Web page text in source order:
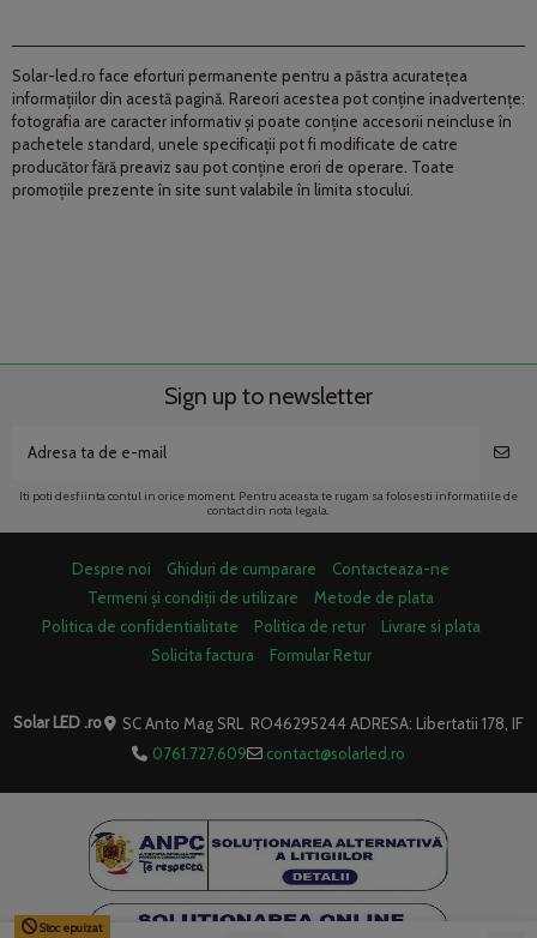
Stoc epuizat
Solar-led.ro face eforturi permanente pentru a păstra acurateţea
informaţiilor din acestă pagină. Rareori acestea pot conţine inadvertenţe:
fotografia are caracter informativ şi poate conţine accesorii neincluse în
pachetele standard, unele specificaţii pot fi modificate de catre
producător fără preaviz sau pot conţine erori de operare. Toate
promoţiile prezente în site sunt valabile în limita stocului.
Sign up to newsletter
Iti poti desfiinta contul in orice moment. Pentru aceasta te rugam sa folosesti informatiile de
contact din nota legala.
Despre noi Ghiduri de cumparare
Contacteaza-ne
Termeni și condiții de utilizare
Metode de plata
Politica de confidentialitate
Politica de retur
Livrare si plata
Solicita factura
Formular Retur
Solar LED .ro
SC Anto Mag SRL RO46295244 ADRESA: Libertatii 178, IF
0761.727.609
contact@solarled.ro